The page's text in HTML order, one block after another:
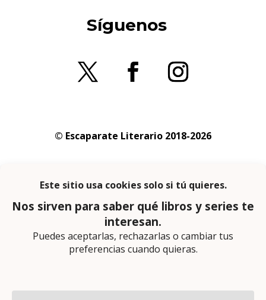
Síguenos
© Escaparate Literario 2018-2026
privacidad
En calidad de afiliado de Amazon obtengo
ingresos por las compras adscritas que